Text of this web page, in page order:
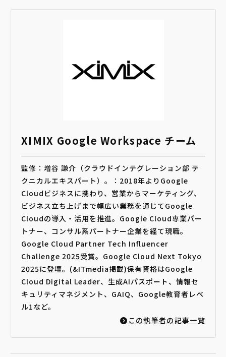
XIMIX Google Workspace チーム
監修：増谷 謙介（クラウドインテグレーション部 テ
クニカルエキスパート）。：2018年よりGoogle
Cloudビジネスに携わり、営業からマーケティング、
ビジネス立ち上げまで幅広い業務を通じてGoogle
Cloudの導入・活用を推進。Google Cloud専業パー
トナー、コンサル系パートナー企業を経て現職。
Google Cloud Partner Tech Influencer
Challenge 2025受賞。Google Cloud Next Tokyo
2025に登壇。(&ITmedia掲載)保有資格はGoogle
Cloud Digital Leader、生成AIパスポート、情報セ
キュリティマネジメント、GAIQ、Google教育者レベ
ル1など。
この執筆者の記事一覧